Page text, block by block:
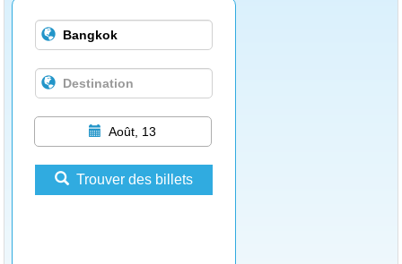
Août, 13
Trouver des billets